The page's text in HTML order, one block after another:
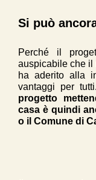
Si può
Perché il
auspicabile che il
ha aderito alla
vantaggi per
progetto
casa è quindi
o il Comune di